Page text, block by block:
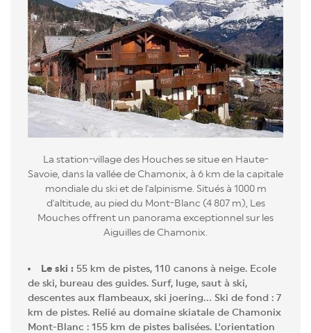
La station-village des Houches se situe en Haute-
Savoie, dans la vallée de Chamonix, à 6 km de la capitale
mondiale du ski et de l'alpinisme. Situés à 1000 m
d'altitude, au pied du Mont-Blanc (4 807 m), Les
Mouches offrent un panorama exceptionnel sur les
Aiguilles de Chamonix.
Le ski : 55 km de pistes, 110 canons à neige. Ecole
de ski, bureau des guides. Surf, luge, saut à ski,
descentes aux flambeaux, ski joering... Ski de fond : 7
km de pistes. Relié au domaine skiatale de Chamonix
Mont-Blanc : 155 km de pistes balisées. L'orientation